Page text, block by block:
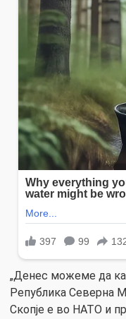
„Денес можеме да
Република Северна
Скопје е во НАТО и